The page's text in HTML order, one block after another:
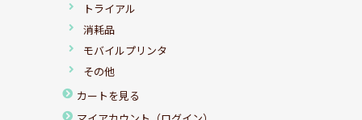
トライアル
消耗品
モバイルプリンタ
その他
カートを見る